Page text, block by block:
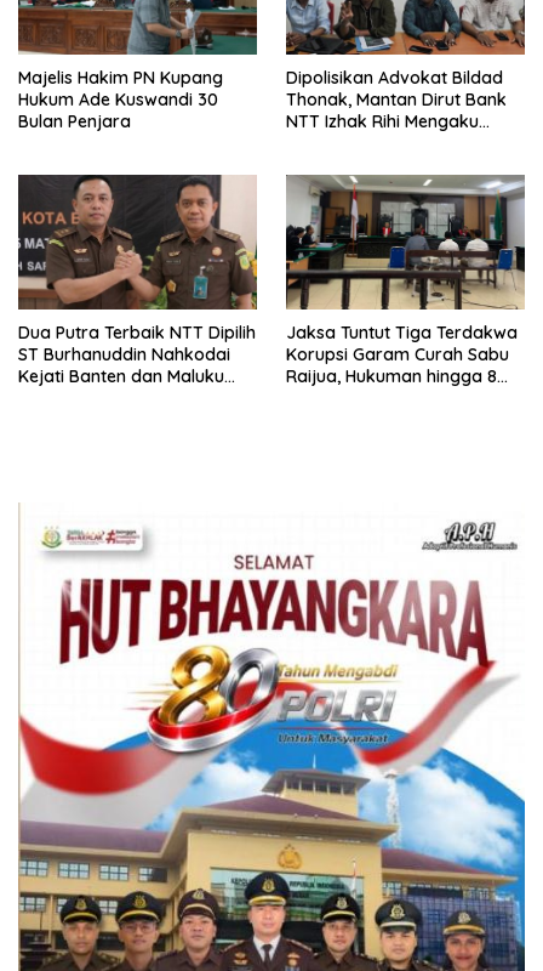
Majelis Hakim PN Kupang
Hukum Ade Kuswandi 30
Bulan Penjara
Dipolisikan Advokat Bildad
Thonak, Mantan Dirut Bank
NTT Izhak Rihi Mengaku
Dua Putra Terbaik NTT Dipilih
ST Burhanuddin Nahkodai
Kejati Banten dan Maluku
Jaksa Tuntut Tiga Terdakwa
Korupsi Garam Curah Sabu
Raijua, Hukuman hingga 8